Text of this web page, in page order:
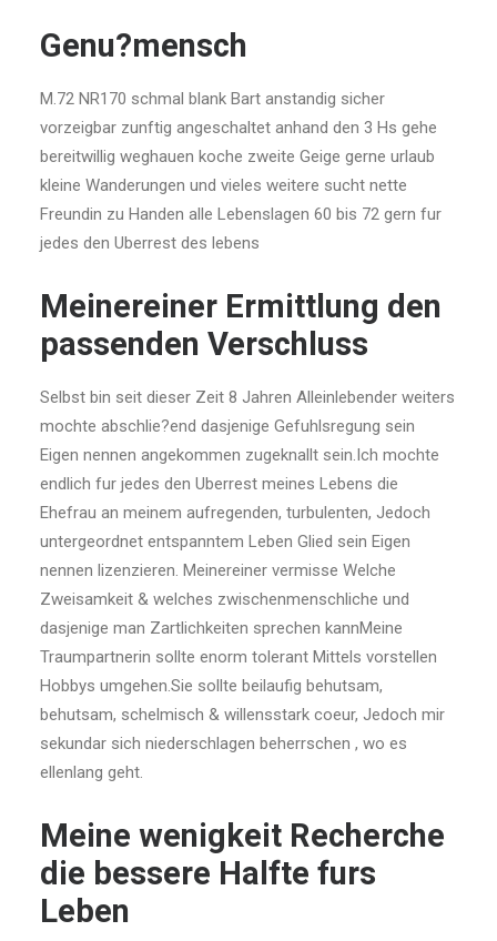
Genu?mensch
M.72 NR170 schmal blank Bart anstandig sicher
vorzeigbar zunftig angeschaltet anhand den 3 Hs gehe
bereitwillig weghauen koche zweite Geige gerne urlaub
kleine Wanderungen und vieles weitere sucht nette
Freundin zu Handen alle Lebenslagen 60 bis 72 gern fur
jedes den Uberrest des lebens
Meinereiner Ermittlung den
passenden Verschluss
Selbst bin seit dieser Zeit 8 Jahren Alleinlebender weiters
mochte abschlie?end dasjenige Gefuhlsregung sein
Eigen nennen angekommen zugeknallt sein.Ich mochte
endlich fur jedes den Uberrest meines Lebens die
Ehefrau an meinem aufregenden, turbulenten, Jedoch
untergeordnet entspanntem Leben Glied sein Eigen
nennen lizenzieren. Meinereiner vermisse Welche
Zweisamkeit & welches zwischenmenschliche und
dasjenige man Zartlichkeiten sprechen kannMeine
Traumpartnerin sollte enorm tolerant Mittels vorstellen
Hobbys umgehen.Sie sollte beilaufig behutsam,
behutsam, schelmisch & willensstark coeur, Jedoch mir
sekundar sich niederschlagen beherrschen , wo es
ellenlang geht.
Meine wenigkeit Recherche
die bessere Halfte furs
Leben